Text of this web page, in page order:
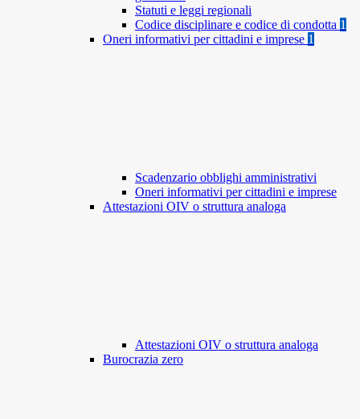
Statuti e leggi regionali
Codice disciplinare e codice di condotta 1
Oneri informativi per cittadini e imprese 1
Scadenzario obblighi amministrativi
Oneri informativi per cittadini e imprese
Attestazioni OIV o struttura analoga
Attestazioni OIV o struttura analoga
Burocrazia zero